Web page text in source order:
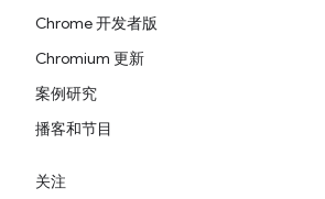
Chrome 开发者版
Chromium 更新
案例研究
播客和节目
关注